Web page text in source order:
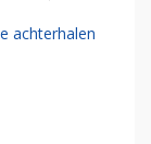
achterhalen